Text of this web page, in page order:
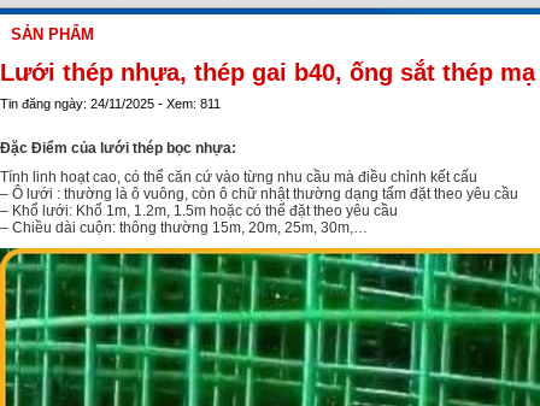
SẢN PHẨM
Lưới thép nhựa, thép gai b40, ống sắt thép mạ
Tin đăng ngày: 24/11/2025 - Xem: 811
Đặc Điểm của lưới thép bọc nhựa:
Tính linh hoạt cao, có thể căn cứ vào từng nhu cầu mà điều chỉnh kết cấu
– Ô lưới : thường là ô vuông, còn ô chữ nhật thường dạng tấm đặt theo yêu cầu
– Khổ lưới: Khổ 1m, 1.2m, 1.5m hoặc có thể đặt theo yêu cầu
– Chiều dài cuộn: thông thường 15m, 20m, 25m, 30m,…